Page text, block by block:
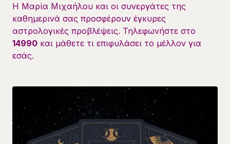
Η Μαρία Μιχαήλου και οι συνεργάτες της
καθημερινά σας προσφέρουν έγκυρες
αστρολογικές προβλέψεις. Τηλεφωνήστε στο
14990 και μάθετε τι επιφυλάσει το μέλλον για
εσάς.